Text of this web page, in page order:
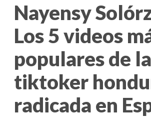
Nayensy
Los 5 videos
populares de la
tiktoker
radicada en